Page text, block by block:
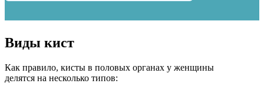
Виды кист
Как правило, кисты в половых органах у женщины
делятся на несколько типов: